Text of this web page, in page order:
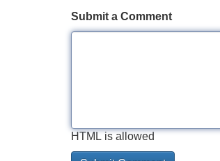
Submit a Comment
HTML is allowed